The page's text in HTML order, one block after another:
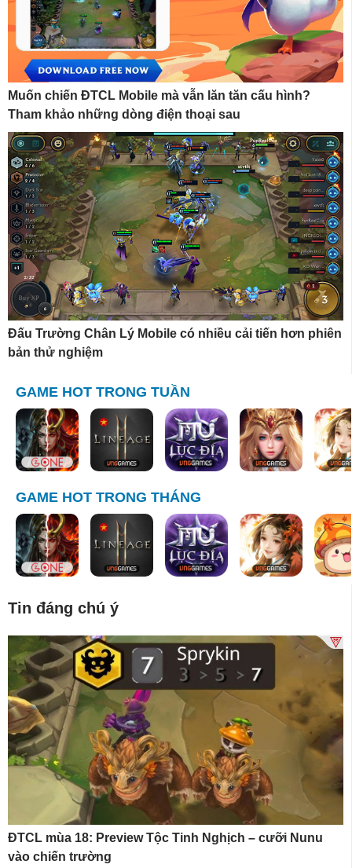
Muốn chiến ĐTCL Mobile mà vẫn lăn tăn cấu hình?
Tham khảo những dòng điện thoại sau
Đấu Trường Chân Lý Mobile có nhiều cải tiến hơn phiên
bản thử nghiệm
GAME HOT TRONG TUẦN
GAME HOT TRONG THÁNG
Tin đáng chú ý
ĐTCL mùa 18: Preview Tộc Tinh Nghịch – cưỡi Nunu
vào chiến trường